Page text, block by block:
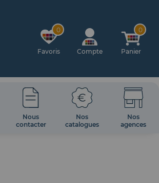
0
Favoris Compte
0
Panier
Nous
contacter
Nos
catalogues
Nos
agences